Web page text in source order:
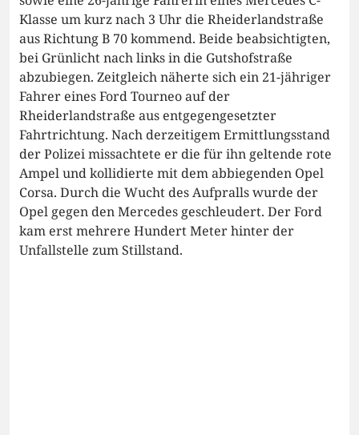
Klasse um kurz nach 3 Uhr die Rheiderlandstraße
aus Richtung B 70 kommend. Beide beabsichtigten,
bei Grünlicht nach links in die Gutshofstraße
abzubiegen. Zeitgleich näherte sich ein 21-jähriger
Fahrer eines Ford Tourneo auf der
Rheiderlandstraße aus entgegengesetzter
Fahrtrichtung. Nach derzeitigem Ermittlungsstand
der Polizei missachtete er die für ihn geltende rote
Ampel und kollidierte mit dem abbiegenden Opel
Corsa. Durch die Wucht des Aufpralls wurde der
Opel gegen den Mercedes geschleudert. Der Ford
kam erst mehrere Hundert Meter hinter der
Unfallstelle zum Stillstand.